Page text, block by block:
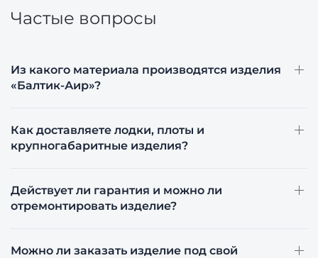
Частые вопросы
Из какого материала производятся изделия
«Балтик-Аир»?
Как доставляете лодки, плоты и
крупногабаритные изделия?
Действует ли гарантия и можно ли
отремонтировать изделие?
Можно ли заказать изделие под свой